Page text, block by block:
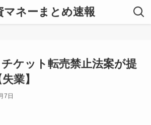
マネーまとめ速報
チケット転売禁止法案が提
業】
7日